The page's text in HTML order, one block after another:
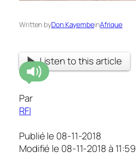
Written byDon KayembeinAfrique
Listen to this article
Par
RFI
Publié le 08-11-2018
Modifié le 08-11-2018 à 11:59